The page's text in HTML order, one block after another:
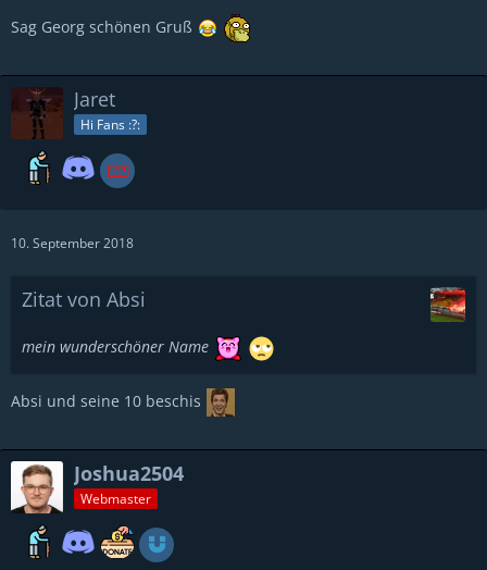
Sag Georg schönen Gruß
Jaret
Hi Fans :?:
10. September 2018
Zitat von Absi
mein wunderschöner Name
Absi und seine 10 beschis
Joshua2504
Webmaster